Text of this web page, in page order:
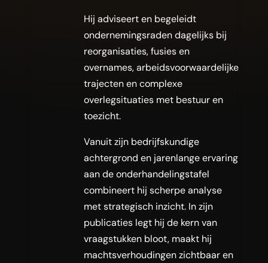
Hij adviseert en begeleidt
ondernemingsraden dagelijks bij
reorganisaties, fusies en
overnames, arbeidsvoorwaardelijke
trajecten en complexe
overlegsituaties met bestuur en
toezicht.
Vanuit zijn bedrijfskundige
achtergrond en jarenlange ervaring
aan de onderhandelingstafel
combineert hij scherpe analyse
met strategisch inzicht. In zijn
publicaties legt hij de kern van
vraagstukken bloot, maakt hij
machtsverhoudingen zichtbaar en